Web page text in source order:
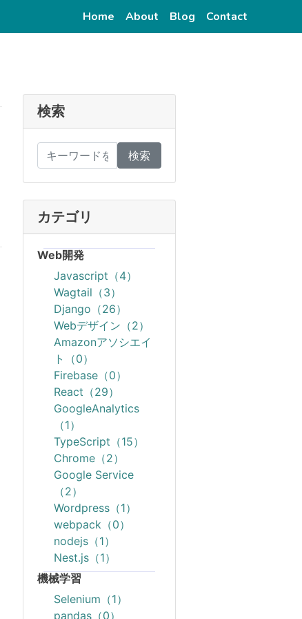
Home (current)
About (current)
Blog (current)
Contact
検索
検索
カテゴリ
Web開発
Javascript（4）
Wagtail（3）
Django（26）
Webデザイン（2）
Amazonアソシエイ
ト（0）
Firebase（0）
React（29）
GoogleAnalytics
（1）
TypeScript（15）
Chrome（2）
Google Service
（2）
Wordpress（1）
webpack（0）
nodejs（1）
Nest.js（1）
機械学習
Selenium（1）
pandas（0）